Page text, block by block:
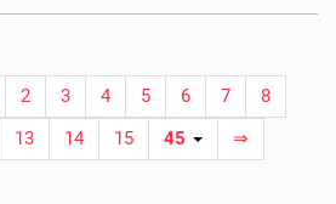
2 3 4 5 6 7
8
13 14 15 45
⇒